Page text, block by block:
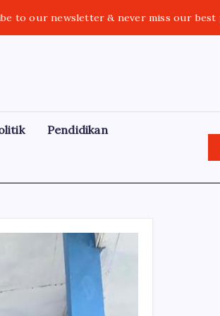
to our newsletter & never miss our
Pendidikan